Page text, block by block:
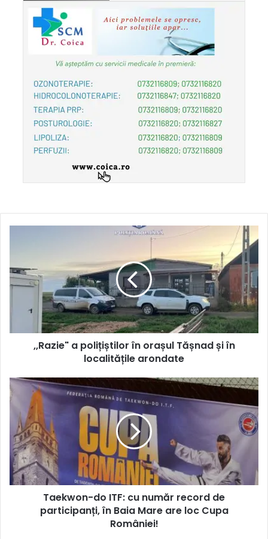
,,Razie" a polițiștilor în orașul Tășnad și în
localitățile arondate
Taekwon-do ITF: cu număr record de
participanți, în Baia Mare are loc Cupa
României!